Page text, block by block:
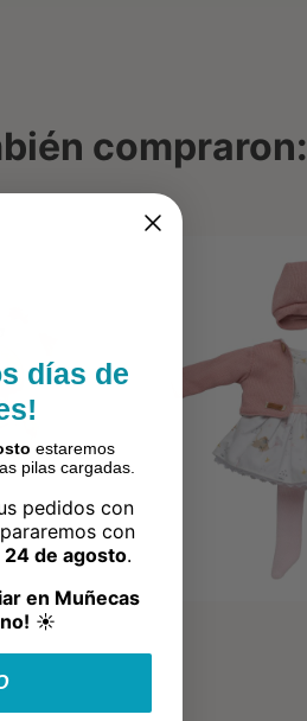
compraron:
Fuera de stock
días de
estaremos
pilas cargadas.
pedidos con
con
24 de agosto.
en Muñecas
☀️